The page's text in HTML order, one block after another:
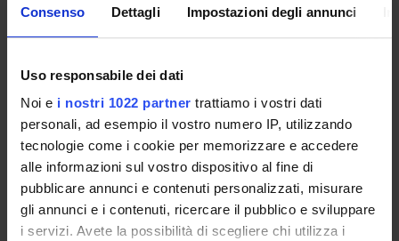
Consenso Dettagli Impostazioni degli annunci
Uso responsabile dei dati
Noi e i nostri 1022 partner trattiamo i vostri dati
personali, ad esempio il vostro numero IP, utilizzando
tecnologie come i cookie per memorizzare e accedere
alle informazioni sul vostro dispositivo al fine di
pubblicare annunci e contenuti personalizzati, misurare
gli annunci e i contenuti, ricercare il pubblico e sviluppare
i servizi. Avete la possibilità di scegliere chi utilizza i
International Students
OFFERTA FORMATIVA
SEMESTRE FILTRO
CORSI DI LAUREA